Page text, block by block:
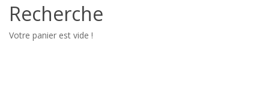
Recherche
Votre panier est vide !